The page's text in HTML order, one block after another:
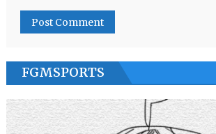
FGMSPORTS